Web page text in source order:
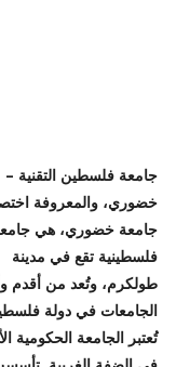
جامعة فلسطين التقنية –
خضوري، والمعروفة
جامعة خضوري، هي
فلسطينية تقع في مدينة
طولكرم، وتُعد من أقدم
الجامعات في دولة
تُعتبر الجامعة الحكومية